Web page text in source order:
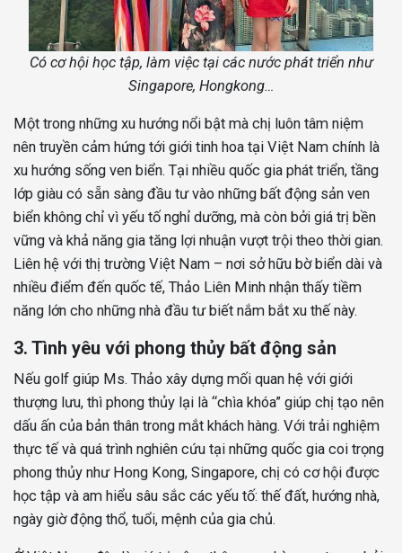
Có cơ hội học tập, làm việc tại các nước phát triển như
Singapore, Hongkong…
Một trong những xu hướng nổi bật mà chị luôn tâm niệm
nên truyền cảm hứng tới giới tinh hoa tại Việt Nam chính là
xu hướng sống ven biển. Tại nhiều quốc gia phát triển, tầng
lớp giàu có sẵn sàng đầu tư vào những bất động sản ven
biển không chỉ vì yếu tố nghỉ dưỡng, mà còn bởi giá trị bền
vững và khả năng gia tăng lợi nhuận vượt trội theo thời gian.
Liên hệ với thị trường Việt Nam – nơi sở hữu bờ biển dài và
nhiều điểm đến quốc tế, Thảo Liên Minh nhận thấy tiềm
năng lớn cho những nhà đầu tư biết nắm bắt xu thế này.
3. Tình yêu với phong thủy bất động sản
Nếu golf giúp Ms. Thảo xây dựng mối quan hệ với giới
thượng lưu, thì phong thủy lại là “chìa khóa” giúp chị tạo nên
dấu ấn của bản thân trong mắt khách hàng. Với trải nghiệm
thực tế và quá trình nghiên cứu tại những quốc gia coi trọng
phong thủy như Hong Kong, Singapore, chị có cơ hội được
học tập và am hiểu sâu sắc các yếu tố: thế đất, hướng nhà,
ngày giờ động thổ, tuổi, mệnh của gia chủ.